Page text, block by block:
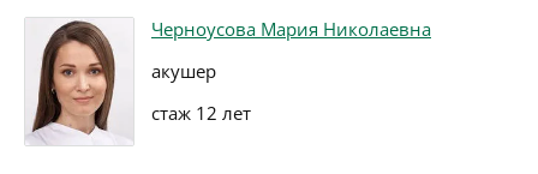
Черноусова Мария Николаевна
акушер
стаж 12 лет